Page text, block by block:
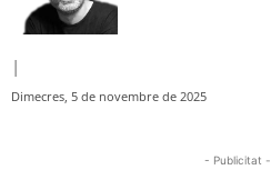
|
Dimecres, 5 de novembre de 2025
- Publicitat -